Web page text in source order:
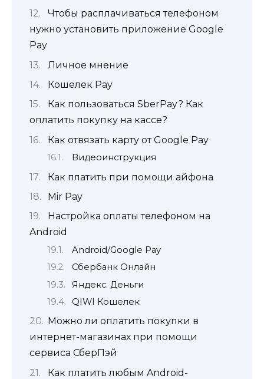
Чтобы расплачиваться телефоном
нужно установить приложение Google
Pay
Личное мнение
Кошелек Pay
Как пользоваться SberPay? Как
оплатить покупку на кассе?
Как отвязать карту от Google Pay
Видеоинструкция
Как платить при помощи айфона
Mir Pay
Настройка оплаты телефоном на
Android
Android/Google Pay
Сбербанк Онлайн
Яндекс. Деньги
QIWI Кошелек
Можно ли оплатить покупки в
интернет-магазинах при помощи
сервиса СберПэй
Как платить любым Android-